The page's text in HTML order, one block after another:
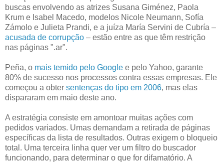
buscas envolvendo as atrizes Susana Giménez, Paola
Krum e Isabel Macedo, modelos Nicole Neumann, Sofía
Zámolo e Julieta Prandi, e a juíza María Servini de Cubría –
acusada de corrupção – estão entre as que têm restrição
nas páginas ".ar".
Peña, o mais temido pelo Google e pelo Yahoo, garante
80% de sucesso nos processos contra essas empresas. Ele
começou a obter sentenças do tipo em 2006, mas elas
dispararam em maio deste ano.
A estratégia consiste em amontoar muitas ações com
pedidos variados. Umas demandam a retirada de páginas
específicas da lista de resultados. Outras exigem o bloqueio
total. Uma terceira linha quer ver um filtro do buscador
funcionando, para determinar o que for difamatório. A